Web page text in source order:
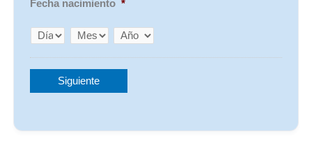
Fecha nacimiento *
Día Mes Año
Siguiente